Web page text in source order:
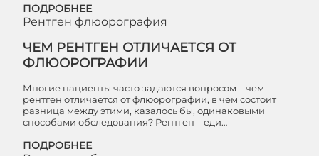
ПОДРОБНЕЕ
Рентген флюорография
ЧЕМ РЕНТГЕН ОТЛИЧАЕТСЯ ОТ
ФЛЮОРОГРАФИИ
Многие пациенты часто задаются вопросом – чем
рентген отличается от флюорографии, в чем состоит
разница между этими, казалось бы, одинаковыми
способами обследования? Рентген – еди…
ПОДРОБНЕЕ